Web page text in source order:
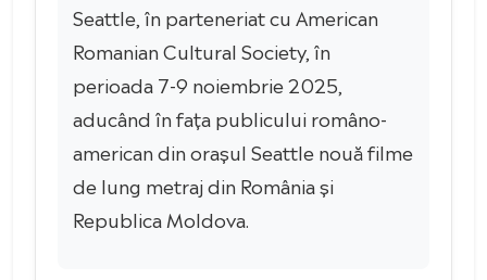
Seattle, în parteneriat cu American
Romanian Cultural Society, în
perioada 7-9 noiembrie 2025,
aducând în fața publicului româno-
american din orașul Seattle nouă filme
de lung metraj din România și
Republica Moldova.